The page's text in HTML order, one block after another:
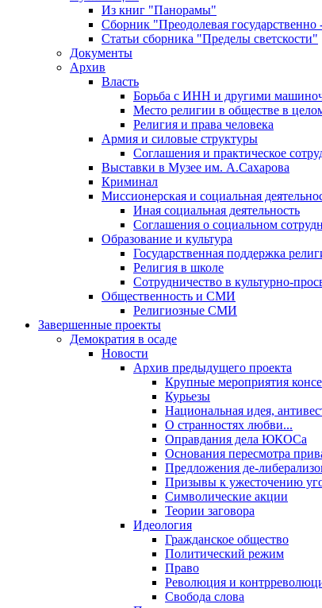
Из книг "Панорамы"
Сборник "Преодолевая
Статьи сборника "Пределы светскости"
Документы
Архив
Власть
Борьба с ИНН и другими
Место религии в обществе в
Религия и права человека
Армия и силовые структуры
Соглашения и практическое
Выставки в Музее им. А.Сахарова
Криминал
Миссионерская и социальная
Иная социальная деятельность
Соглашения о социальном
Образование и культура
Государственная поддержка
Религия в школе
Сотрудничество в культурно-
Общественность и СМИ
Религиозные СМИ
Завершенные проекты
Демократия в осаде
Новости
Архив предыдущего проекта
Крупные мероприятия
Курьезы
Национальная идея,
О странностях любви...
Оправдания дела ЮКОСа
Основания пересмотра
Предложения де-
Призывы к ужесточению
Символические акции
Теории заговора
Идеология
Гражданское общество
Политический режим
Право
Революция и
Свобода слова